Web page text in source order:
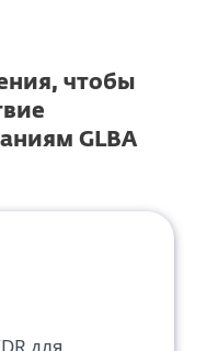
чтобы
GLBA
для